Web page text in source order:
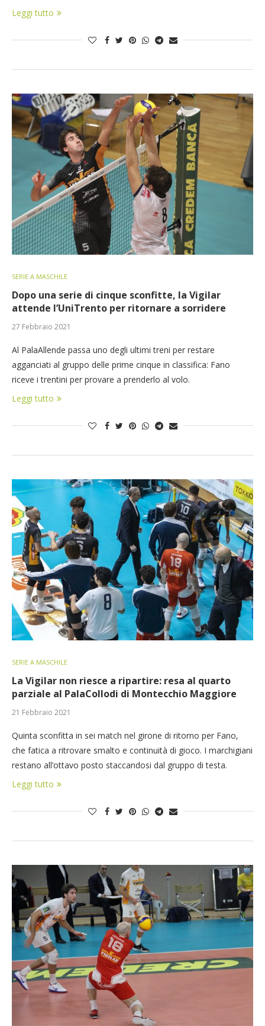
Leggi tutto
SERIE A MASCHILE
Dopo una serie di cinque sconfitte, la Vigilar
attende l’UniTrento per ritornare a sorridere
27 Febbraio 2021
Al PalaAllende passa uno degli ultimi treni per restare
agganciati al gruppo delle prime cinque in classifica: Fano
riceve i trentini per provare a prenderlo al volo.
Leggi tutto
SERIE A MASCHILE
La Vigilar non riesce a ripartire: resa al quarto
parziale al PalaCollodi di Montecchio Maggiore
21 Febbraio 2021
Quinta sconfitta in sei match nel girone di ritorno per Fano,
che fatica a ritrovare smalto e continuità di gioco. I marchigiani
restano all’ottavo posto staccandosi dal gruppo di testa.
Leggi tutto